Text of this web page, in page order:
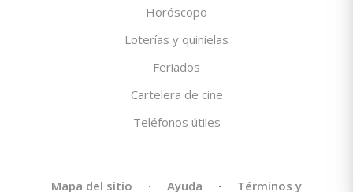
Horóscopo
Loterías y quinielas
Feriados
Cartelera de cine
Teléfonos útiles
Mapa del sitio · Ayuda · Términos y